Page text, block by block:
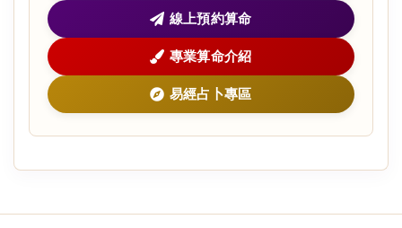
線上預約算命
專業算命介紹
易經占卜專區